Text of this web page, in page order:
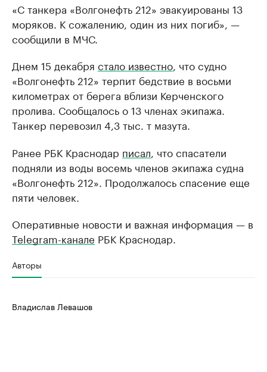
«С танкера «Волгонефть 212» эвакуированы 13
моряков. К сожалению, один из них погиб», —
сообщили в МЧС.
Днем 15 декабря стало известно , что судно
«Волгонефть 212» терпит бедствие в восьми
километрах от берега вблизи Керченского
пролива. Сообщалось о 13 членах экипажа.
Танкер перевозил 4,3 тыс. т мазута.
Ранее РБК Краснодар писал , что спасатели
подняли из воды восемь членов экипажа судна
«Волгонефть 212». Продолжалось спасение еще
пяти человек.
Оперативные новости и важная информация — в
Telegram-канале РБК Краснодар.
Авторы
Владислав Левашов